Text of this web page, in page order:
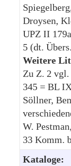
Droysen,
UPZ II
5 (dt.
Weitere
Zu Z. 2 vgl.
345 = BL
Söllner,
W.
33 Komm.
Kataloge: